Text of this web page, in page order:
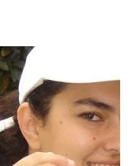
Agave, dracena e
calycinum ). Família das
de qualquer pedaço de
Uma só muda em pouco
planta medicinal. ...